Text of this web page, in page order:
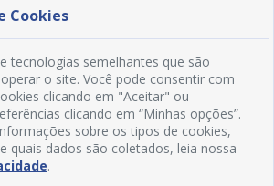
Cookies
tecnologias semelhantes que são
o site. Você pode consentir com
clicando em "Aceitar" ou
clicando em “Minhas opções”.
sobre os tipos de cookies,
quais dados são coletados, leia nossa
.